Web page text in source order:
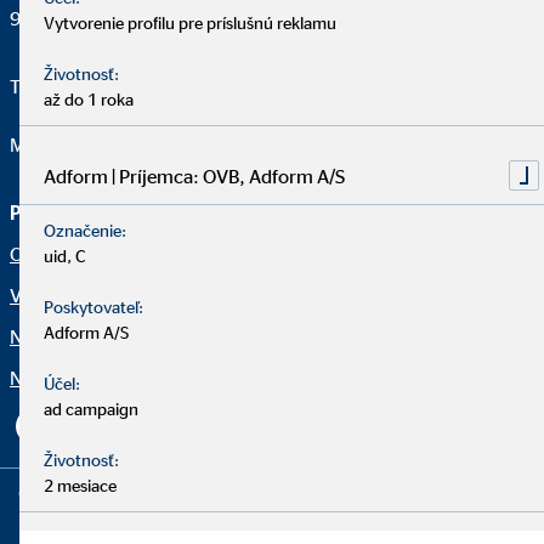
949 01 Nitra
Telefon:421 902 755 803
Mail:
Právne upozornenia
Ochrana osobných údajov
Vyhlásenie o prístupnosti
Netiketa
Nastavenia súborov cookie
Copyright © 2026 by OVB Allfinanz Slovensko a.s. | All Rights
Vytvorenie profilu pre príslušnú reklamu
Životnosť:
až do 1 roka
Adform | Príjemca: OVB, Adform A/S
Označenie:
uid, C
Poskytovateľ:
Adform A/S
Účel:
ad campaign
Životnosť:
2 mesiace